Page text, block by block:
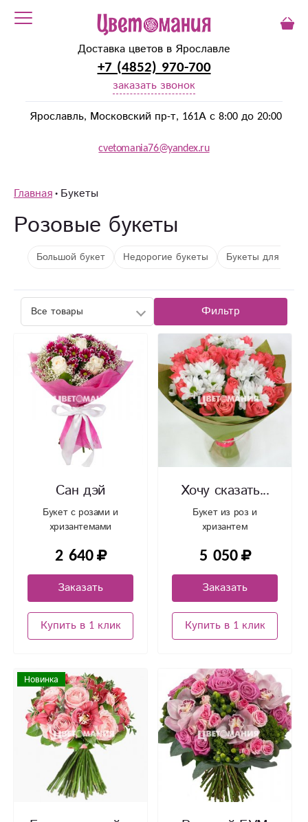
Доставка цветов в Ярославле
+7 (4852) 970-700
заказать звонок
Ярославль, Московский пр-т, 161А с 8:00 до 20:00
cvetomania76@yandex.ru
Главная Букеты
Розовые букеты
Большой букет Недорогие букеты Букеты для
Фильтр
Сан дэй
Букет с розами и
хризантемами
2 640
Заказать
Купить в 1 клик
Хочу сказать...
Букет из роз и
хризантем
5 050
Заказать
Купить в 1 клик
Новинка